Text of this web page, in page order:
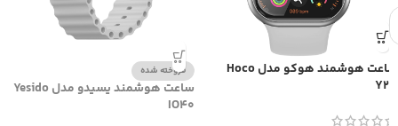
ساعت هوشمند هوکو مدل Hoco
Y23
فروخته شده
ساعت هوشمند یسیدو مدل Yesido
IO40